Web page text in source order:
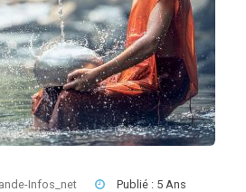
Infos_net Publié : 5 Ans